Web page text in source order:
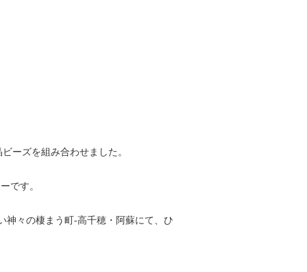
ーズを組み合わせました。
です。
神々の棲まう町-高千穂・阿蘇にて、ひ